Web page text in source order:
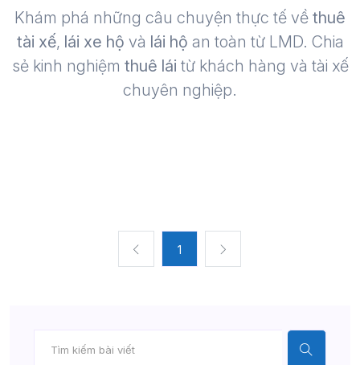
Khám phá những câu chuyện thực tế về thuê
tài xế, lái xe hộ và lái hộ an toàn từ LMD. Chia
sẻ kinh nghiệm thuê lái từ khách hàng và tài xế
chuyên nghiệp.
1